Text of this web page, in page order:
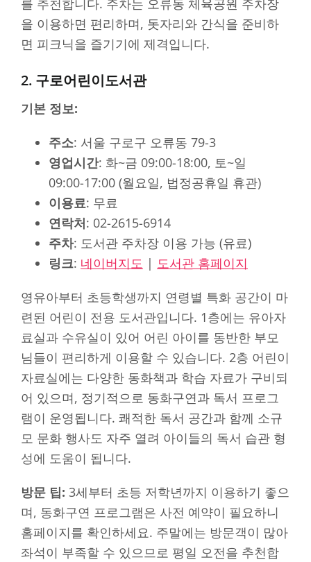
을 이용하면 편리하며, 돗자리와 간식을 준비하
면 피크닉을 즐기기에 제격입니다.
2. 구로어린이도서관
기본 정보:
주소: 서울 구로구 오류동 79-3
영업시간: 화~금 09:00-18:00, 토~일
09:00-17:00 (월요일, 법정공휴일 휴관)
이용료: 무료
연락처: 02-2615-6914
주차: 도서관 주차장 이용 가능 (유료)
링크: 네이버지도 | 도서관 홈페이지
영유아부터 초등학생까지 연령별 특화 공간이 마
련된 어린이 전용 도서관입니다. 1층에는 유아자
료실과 수유실이 있어 어린 아이를 동반한 부모
님들이 편리하게 이용할 수 있습니다. 2층 어린이
자료실에는 다양한 동화책과 학습 자료가 구비되
어 있으며, 정기적으로 동화구연과 독서 프로그
램이 운영됩니다. 쾌적한 독서 공간과 함께 소규
모 문화 행사도 자주 열려 아이들의 독서 습관 형
성에 도움이 됩니다.
방문 팁: 3세부터 초등 저학년까지 이용하기 좋으
며, 동화구연 프로그램은 사전 예약이 필요하니
홈페이지를 확인하세요. 주말에는 방문객이 많아
좌석이 부족할 수 있으므로 평일 오전을 추천합